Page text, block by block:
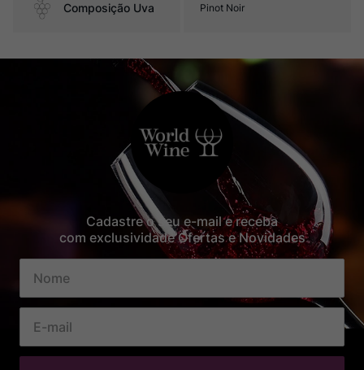
Composição Uva Pinot Noir
Cadastre o seu e-mail e receba
com exclusividade Ofertas e Novidades